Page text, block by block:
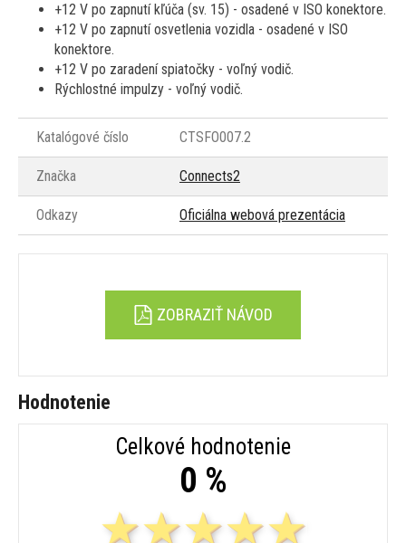
+12 V po zapnutí kľúča (sv. 15) - osadené v ISO konektore.
+12 V po zapnutí osvetlenia vozidla - osadené v ISO
konektore.
+12 V po zaradení spiatočky - voľný vodič.
Rýchlostné impulzy - voľný vodič.
Katalógové číslo CTSFO007.2
Značka Connects2
Odkazy Oficiálna webová prezentácia
ZOBRAZIŤ NÁVOD
Hodnotenie
Celkové hodnotenie
0 %